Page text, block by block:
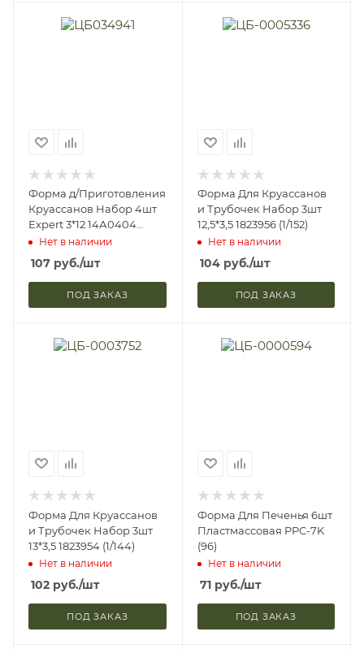
Форма д/Приготовления
Круассанов Набор 4шт
Expert 3*12 14А0404
Satoshi 865-017
Нет в наличии
107 руб./шт
ПОД ЗАКАЗ
Форма Для Круассанов
и Трубочек Набор 3шт
12,5*3,5 1823956 (1/152)
Нет в наличии
104руб./шт
ПОД ЗАКАЗ
Форма Для Круассанов
и Трубочек Набор 3шт
13*3,5 1823954 (1/144)
Нет в наличии
102 руб./шт
ПОД ЗАКАЗ
Форма Для Печенья 6шт
Пластмассовая PPC-7K
(96)
Нет в наличии
71руб./шт
ПОД ЗАКАЗ